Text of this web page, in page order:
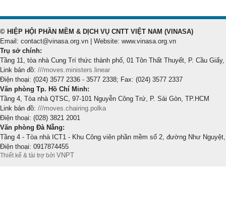
© HIỆP HỘI PHẦN MỀM & DỊCH VỤ CNTT VIỆT NAM (VINASA)
Email: contact@vinasa.org.vn | Website: www.vinasa.org.vn
Trụ sở chính:
Tầng 11, tòa nhà Cung Trí thức thành phố, 01 Tôn Thất Thuyết, P. Cầu Giấy,
Link bản đồ: ///moves.ministers.linear
Điện thoại: (024) 3577 2336 - 3577 2338; Fax: (024) 3577 2337
Văn phòng Tp. Hồ Chí Minh:
Tầng 4, Tòa nhà QTSC, 97-101 Nguyễn Công Trứ, P. Sài Gòn, TP.HCM
Link bản đồ: ///moves.chairing.polka
Điện thoại: (028) 3821 2001
Văn phòng Đà Nẵng:
Tầng 4 - Tòa nhà ICT1 - Khu Công viên phần mềm số 2, đường Như
Điện thoại: 0917874455
Thiết kế & tài trợ bởi VNPT